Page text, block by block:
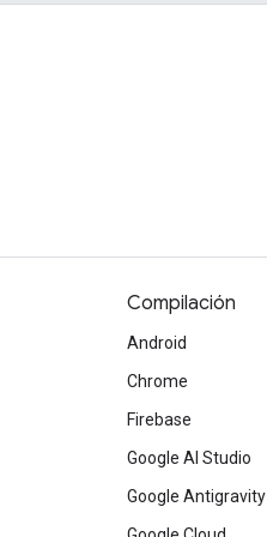
Compilación
Android
Chrome
Firebase
Google AI Studio
Google Antigravity